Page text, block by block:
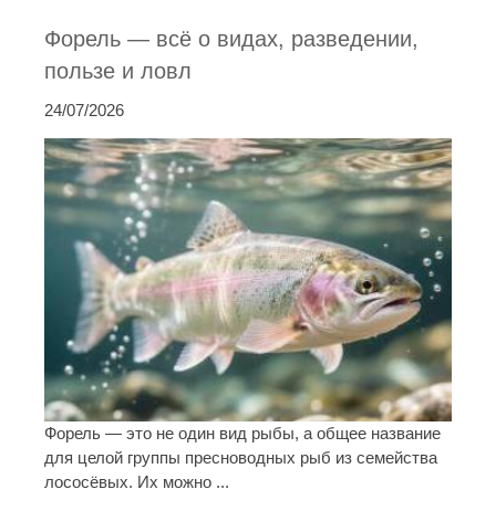
Форель — всё о видах, разведении,
пользе и ловл
24/07/2026
Форель — это не один вид рыбы, а общее название
для целой группы пресноводных рыб из семейства
лососёвых. Их можно ...